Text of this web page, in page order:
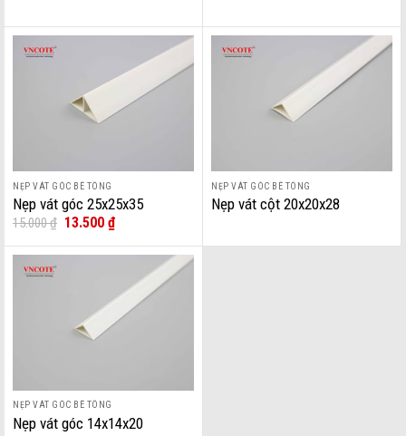
NẸP VÁT GÓC BÊ TÔNG
Nẹp vát góc 25x25x35
15.000₫ Giá
là:
13.500 ₫Giá
hiện
tại
13.500 ₫.
NẸP VÁT GÓC BÊ TÔNG
Nẹp vát cột 20x20x28
NẸP VÁT GÓC BÊ TÔNG
Nẹp vát góc 14x14x20